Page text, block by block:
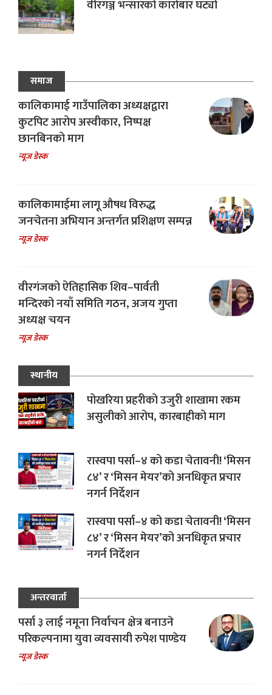
वीरगञ्ज भन्सारको कारोबार घट्यो
समाज
कालिकामाई गाउँपालिका अध्यक्षद्वारा
कुटपिट आरोप अस्वीकार, निष्पक्ष
छानबिनको माग
न्यूज डेस्क
कालिकामाईमा लागू औषध विरुद्ध
जनचेतना अभियान अन्तर्गत प्रशिक्षण सम्पन्न
न्यूज डेस्क
वीरगंजको ऐतिहासिक शिव–पार्वती
मन्दिरको नयाँ समिति गठन, अजय गुप्ता
अध्यक्ष चयन
न्यूज डेस्क
स्थानीय
पोखरिया प्रहरीको उजुरी शाखामा रकम
असुलीको आरोप, कारबाहीको माग
रास्वपा पर्सा–४ को कडा चेतावनी! ‘मिसन
८४’ र ‘मिसन मेयर’को अनधिकृत प्रचार
नगर्न निर्देशन
रास्वपा पर्सा–४ को कडा चेतावनी! ‘मिसन
८४’ र ‘मिसन मेयर’को अनधिकृत प्रचार
नगर्न निर्देशन
अन्तरवार्ता
पर्सा ३ लाई नमूना निर्वाचन क्षेत्र बनाउने
परिकल्पनामा युवा व्यवसायी रुपेश पाण्डेय
न्यूज डेस्क